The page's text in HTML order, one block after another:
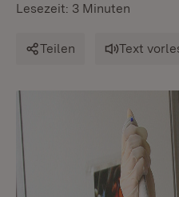
Lesezeit: 3 Minuten
Teilen Text